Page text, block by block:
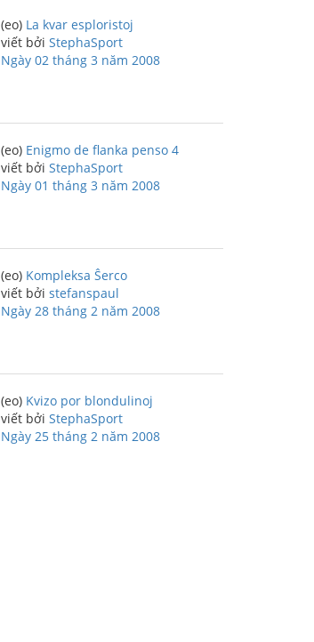
(eo) La kvar esploristoj
viết bởi StephaSport
Ngày 02 tháng 3 năm 2008
(eo) Enigmo de flanka penso 4
viết bởi StephaSport
Ngày 01 tháng 3 năm 2008
(eo) Kompleksa Ŝerco
viết bởi stefanspaul
Ngày 28 tháng 2 năm 2008
(eo) Kvizo por blondulinoj
viết bởi StephaSport
Ngày 25 tháng 2 năm 2008